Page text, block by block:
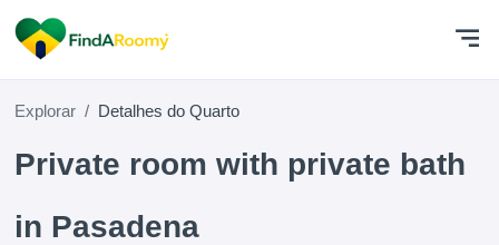
Explorar Detalhes do Quarto
Private room with private bath
in Pasadena